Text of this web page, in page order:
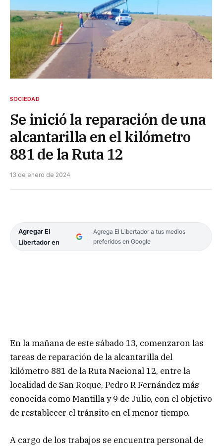
SOCIEDAD
Se inició la reparación de una
alcantarilla en el kilómetro
881 de la Ruta 12
13 de enero de 2024
Agregar El
Libertador en
Agrega El Libertador a tus medios
preferidos en Google
En la mañana de este sábado 13, comenzaron las
tareas de reparación de la alcantarilla del
kilómetro 881 de la Ruta Nacional 12, entre la
localidad de San Roque, Pedro R Fernández más
conocida como Mantilla y 9 de Julio, con el objetivo
de restablecer el tránsito en el menor tiempo.
A cargo de los trabajos se encuentra personal de